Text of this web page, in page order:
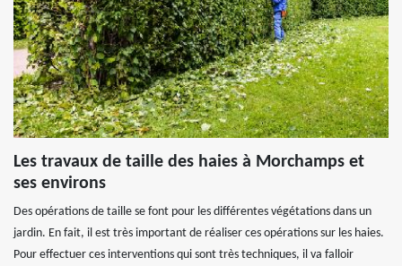
Les travaux de taille des haies à Morchamps et
ses environs
Des opérations de taille se font pour les différentes végétations dans un
jardin. En fait, il est très important de réaliser ces opérations sur les haies.
Pour effectuer ces interventions qui sont très techniques, il va falloir